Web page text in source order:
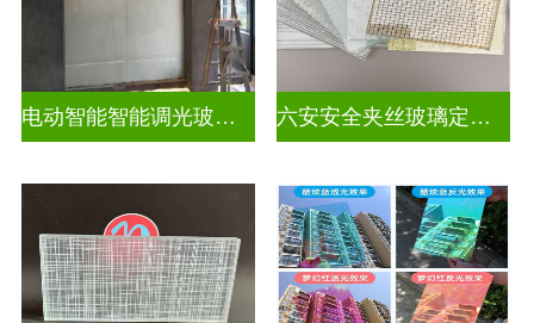
电动智能智能调光玻璃怎么调 六安安全夹丝玻璃定做电话